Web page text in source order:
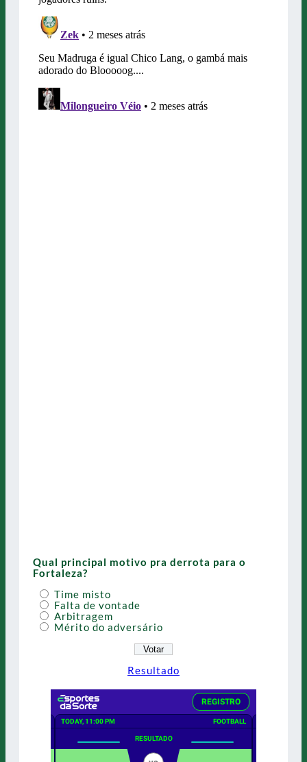
Qual principal motivo pra derrota para o
Fortaleza?
Time misto
Falta de vontade
Arbitragem
Mérito do adversário
Resultado